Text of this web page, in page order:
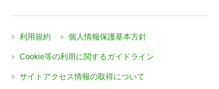
利用規約 個人情報保護基本方針
Cookie等の利用に関するガイドライン
サイトアクセス情報の取得について